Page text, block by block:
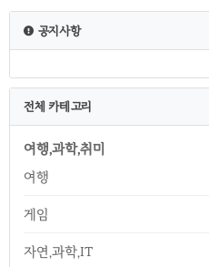
공지사항
전체 카테고리
여행,과학,취미
여행
게임
자연,과학,IT